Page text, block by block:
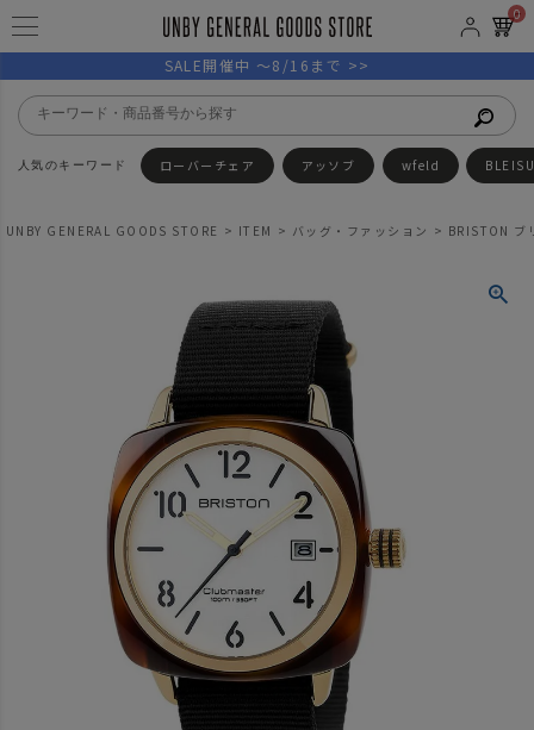
0
SALE開催中 ～8/16まで >>
ローバーチェア アッソブ wfeld
UNBY GENERAL GOODS STORE ITEM バッグ・ファッション BRISTON ブ